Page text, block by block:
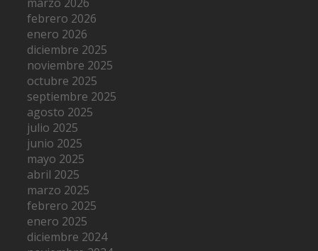
febrero 2026
enero 2026
diciembre 2025
noviembre 2025
octubre 2025
septiembre 2025
agosto 2025
julio 2025
junio 2025
mayo 2025
abril 2025
marzo 2025
febrero 2025
enero 2025
diciembre 2024